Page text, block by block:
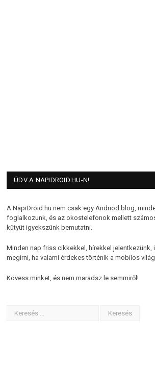
ÜDV A NAPIDROID.HU-N!
A NapiDroid.hu nem csak egy Andriod blog,
foglalkozunk, és az okostelefonok mellett
kütyüt igyekszünk bemutatni.
Minden nap friss cikkekkel, hírekkel jelentkezünk,
megírni, ha valami érdekes történik a mobilos
Kövess minket, és nem maradsz le semmiről!